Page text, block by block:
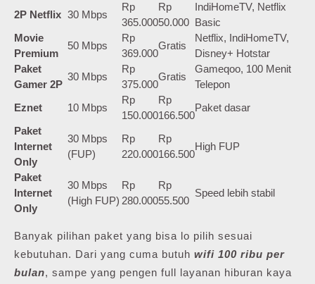
2P Netflix 30 Mbps
Rp
365.000
Rp
50.000
IndiHomeTV, Netflix
Basic
Movie
Premium
50 Mbps
Rp
369.000
Gratis
Netflix, IndiHomeTV,
Disney+ Hotstar
Paket
Gamer 2P
30 Mbps
Rp
375.000
Gratis
Gameqoo, 100 Menit
Telepon
Eznet
10 Mbps
Rp
150.000
Rp
166.500
Paket dasar
Paket
Internet
Only
30 Mbps
(FUP)
Rp
220.000
Rp
166.500
High FUP
Paket
Internet
Only
30 Mbps
(High FUP)
Rp
280.000
Rp
55.500
Speed lebih stabil
Banyak pilihan paket yang bisa lo pilih sesuai
kebutuhan. Dari yang cuma butuh wifi 100 ribu per
bulan, sampe yang pengen full layanan hiburan kaya